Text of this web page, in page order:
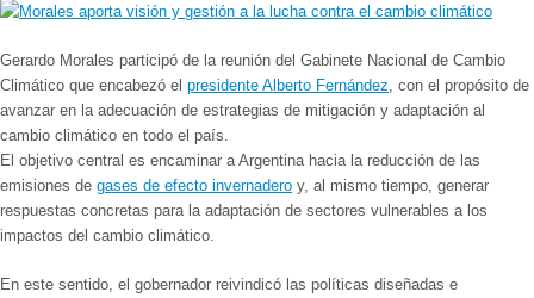
Gerardo Morales participó de la reunión del Gabinete Nacional de Cambio
Climático que encabezó el presidente Alberto Fernández, con el propósito de
avanzar en la adecuación de estrategias de mitigación y adaptación al
cambio climático en todo el país.
El objetivo central es encaminar a Argentina hacia la reducción de las
emisiones de gases de efecto invernadero y, al mismo tiempo, generar
respuestas concretas para la adaptación de sectores vulnerables a los
impactos del cambio climático.
En este sentido, el gobernador reivindicó las políticas diseñadas e